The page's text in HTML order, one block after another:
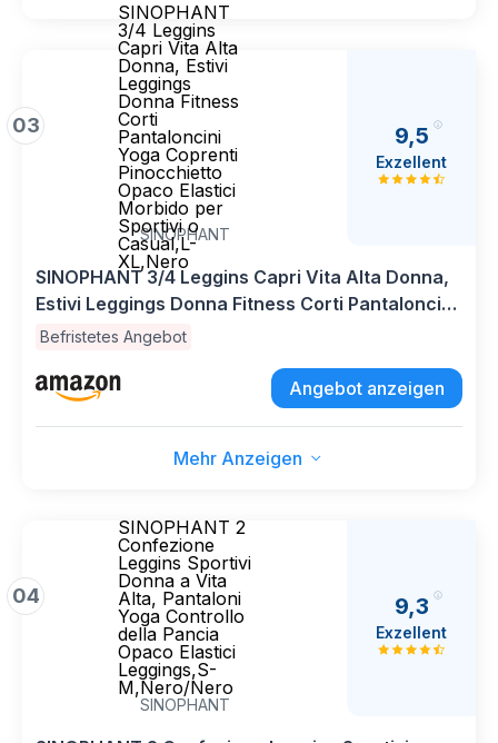
03
SINOPHANT
3/4 Leggins
Capri Vita Alta
Donna, Estivi
Leggings
Donna Fitness
Corti
Pantaloncini
Yoga Coprenti
Pinocchietto
Opaco Elastici
Morbido per
Sportivi o
Casual,L-
XL,Nero
SINOPHANT
9,5
Exzellent
SINOPHANT 3/4 Leggins Capri Vita Alta Donna,
Estivi Leggings Donna Fitness Corti Pantaloncini
Yoga Coprenti Pinocchietto Opaco Elastici
Befristetes Angebot
Angebot anzeigen
Mehr Anzeigen
04
SINOPHANT 2
Confezione
Leggins Sportivi
Donna a Vita
Alta, Pantaloni
Yoga Controllo
della Pancia
Opaco Elastici
Leggings,S-
M,Nero/Nero
SINOPHANT
9,3
Exzellent